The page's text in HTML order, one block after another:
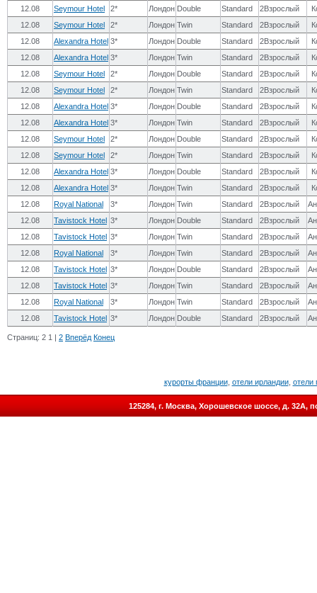
12.08 Seymour Hotel 2* Лондон Double Standard 2Взрослый
12.08
Seymour Hotel 2* Лондон Twin Standard 2Взрослый
12.08
Alexandra Hotel 3* Лондон Double Standard 2Взрослый
12.08
Alexandra Hotel 3* Лондон Twin Standard 2Взрослый
12.08
Seymour Hotel 2* Лондон Double Standard 2Взрослый
12.08
Seymour Hotel 2* Лондон Twin Standard 2Взрослый
12.08
Alexandra Hotel 3* Лондон Double Standard 2Взрослый
12.08
Alexandra Hotel 3* Лондон Twin Standard 2Взрослый
12.08
Seymour Hotel 2* Лондон Double Standard 2Взрослый
12.08
Seymour Hotel 2* Лондон Twin Standard 2Взрослый
12.08
Alexandra Hotel 3* Лондон Double Standard 2Взрослый
12.08
Alexandra Hotel 3* Лондон Twin Standard 2Взрослый
12.08
Royal National 3* Лондон Twin Standard 2Взрослый
12.08
Tavistock Hotel 3* Лондон Double Standard 2Взрослый
12.08
Tavistock Hotel 3* Лондон Twin Standard 2Взрослый
12.08
Royal National 3* Лондон Twin Standard 2Взрослый
12.08
Tavistock Hotel 3* Лондон Double Standard 2Взрослый
12.08
Tavistock Hotel 3* Лондон Twin Standard 2Взрослый
12.08
Royal National 3* Лондон Twin Standard 2Взрослый
12.08
Tavistock Hotel 3* Лондон Double Standard 2Взрослый
Страниц: 2 1 | 2 Вперёд Конец
курорты франции, отели ирландии, отели
125284, г. Москва, Хорошевское шоссе, д.